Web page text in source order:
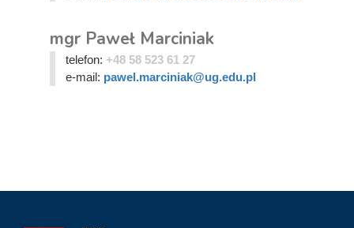
mgr Paweł Marciniak
telefon: +48 58 523 61 27
e-mail: pawel.marciniak@ug.edu.pl